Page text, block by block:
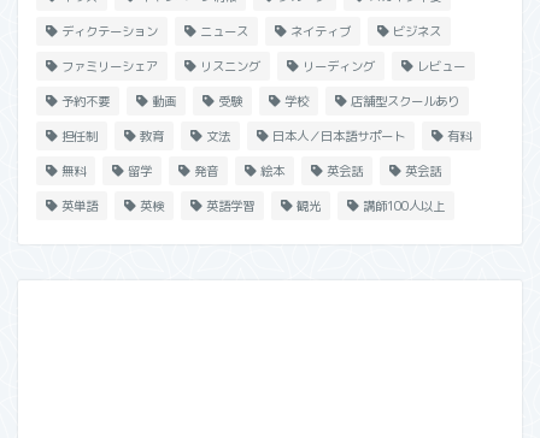
ディクテーション ニュース ネイティブ ビジネス
ファミリーシェア リスニング リーディング レビュー
予約不要 動画 受験 学校 店舗型スクールあり
担任制 教育 文法 日本人／日本語サポート 有料
無料 留学 発音 絵本 英会話 英会話
英単語 英検 英語学習 観光 講師100人以上